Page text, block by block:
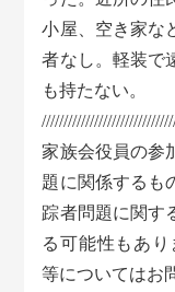
小屋、空き家な
者なし。軽装で
も持たない。
家族会役員の参
題に関係するも
踪者問題に関す
る可能性もあ
等についてはお